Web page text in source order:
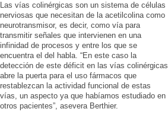
Las vías colinérgicas son un sistema de células
nerviosas que necesitan de la acetilcolina como
neurotransmisor, es decir, como vía para
transmitir señales que intervienen en una
infinidad de procesos y entre los que se
encuentra el del habla. “En este caso la
detección de este déficit en las vías colinérgicas
abre la puerta para el uso fármacos que
restablezcan la actividad funcional de estas
vías, un aspecto ya que habíamos estudiado en
otros pacientes”, asevera Berthier.